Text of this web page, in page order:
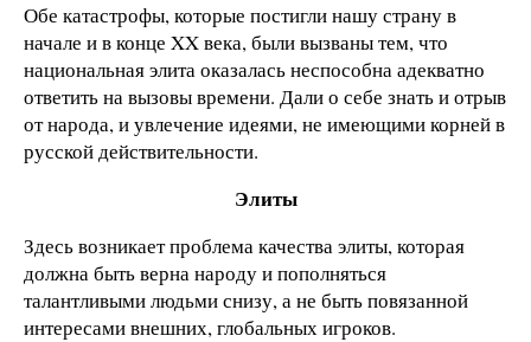
Обе катастрофы, которые постигли нашу страну в
начале и в конце XX века, были вызваны тем, что
национальная элита оказалась неспособна адекватно
ответить на вызовы времени. Дали о себе знать и отрыв
от народа, и увлечение идеями, не имеющими корней в
русской действительности.
Элиты
Здесь возникает проблема качества элиты, которая
должна быть верна народу и пополняться
талантливыми людьми снизу, а не быть повязанной
интересами внешних, глобальных игроков.